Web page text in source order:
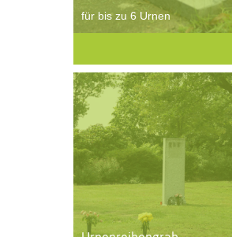
für bis zu 6 Urnen